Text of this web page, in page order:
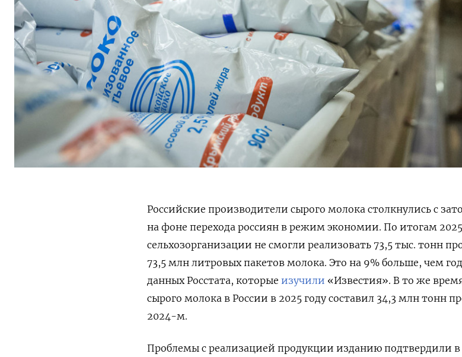
Российские производители сырого молока столкнулись с
на фоне перехода россиян в режим экономии. По итогам 2025
сельхозорганизации не смогли реализовать 73,5 тыс. тонн
73,5 млн литровых пакетов молока. Это на 9% больше, чем
данных Росстата, которые изучили «Известия». В то же
сырого молока в России в 2025 году составил 34,3 млн тонн
2024-м.
Проблемы с реализацией продукции изданию подтвердили